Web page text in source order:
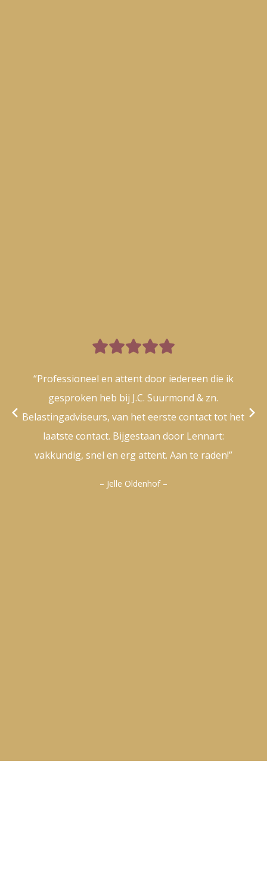

“Professioneel en attent door iedereen die ik
gesproken heb bij J.C. Suurmond & zn.
Belastingadviseurs, van het eerste contact tot het
laatste contact. Bijgestaan door Lennart:
vakkundig, snel en erg attent. Aan te raden!”
– Jelle Oldenhof –